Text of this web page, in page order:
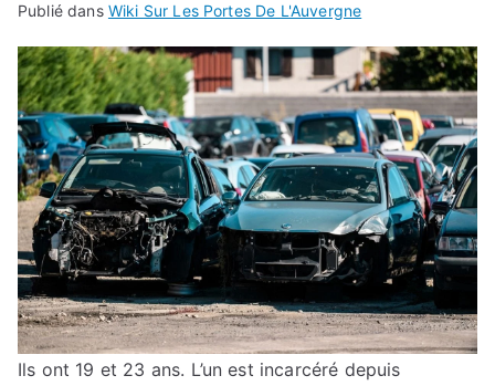
Publié dans Wiki Sur Les Portes De L'Auvergne
Ils ont 19 et 23 ans. L’un est incarcéré depuis